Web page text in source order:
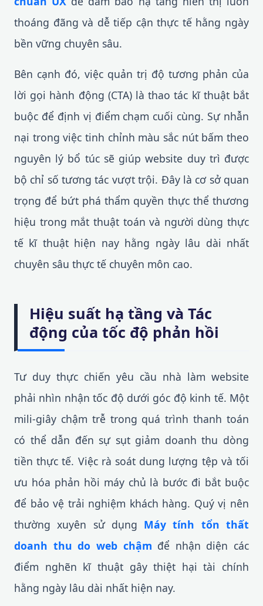
thoáng đãng và dễ tiếp cận thực tế hằng ngày
bền vững chuyên sâu.
Bên cạnh đó, việc quản trị độ tương phản của
lời gọi hành động (CTA) là thao tác kĩ thuật bắt
buộc để định vị điểm chạm cuối cùng. Sự nhẫn
nại trong việc tinh chỉnh màu sắc nút bấm theo
nguyên lý bổ túc sẽ giúp website duy trì được
bộ chỉ số tương tác vượt trội. Đây là cơ sở quan
trọng để bứt phá thẩm quyền thực thể thương
hiệu trong mắt thuật toán và người dùng thực
tế kĩ thuật hiện nay hằng ngày lâu dài nhất
chuyên sâu thực tế chuyên môn cao.
Hiệu suất hạ tầng và Tác
động của tốc độ phản hồi
Tư duy thực chiến yêu cầu nhà làm website
phải nhìn nhận tốc độ dưới góc độ kinh tế. Một
mili-giây chậm trễ trong quá trình thanh toán
có thể dẫn đến sự sụt giảm doanh thu dòng
tiền thực tế. Việc rà soát dung lượng tệp và tối
ưu hóa phản hồi máy chủ là bước đi bắt buộc
để bảo vệ trải nghiệm khách hàng. Quý vị nên
thường xuyên sử dụng Máy tính tổn thất
doanh thu do web chậm để nhận diện các
điểm nghẽn kĩ thuật gây thiệt hại tài chính
hằng ngày lâu dài nhất hiện nay.